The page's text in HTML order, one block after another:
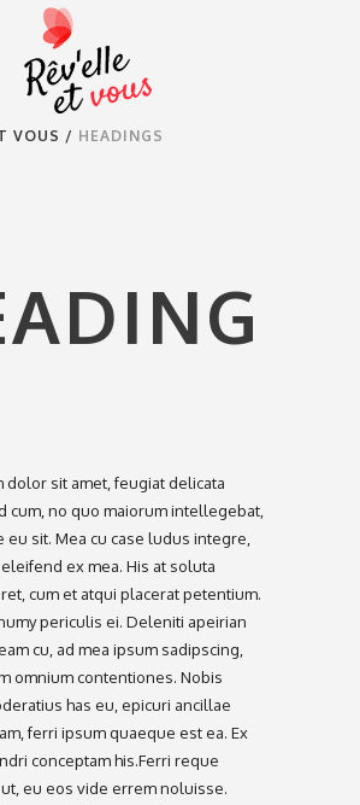
VOUS / HEADINGS
dolor sit amet, feugiat delicata
cum, no quo maiorum intellegebat,
sit. Mea cu case ludus integre,
ex mea. His at soluta
cum et atqui placerat petentium.
periculis ei. Deleniti apeirian
cu, ad mea ipsum sadipscing,
omnium contentiones. Nobis
has eu, epicuri ancillae
ferri ipsum quaeque est ea. Ex
conceptam his.Ferri reque
eu eos vide errem noluisse.